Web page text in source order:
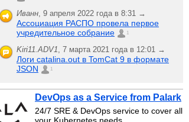
Иванн, 9 апреля 2022 года в 8:31 →
Ассоциация РАСПО провела первое
учредительное собрание
1
Kiri11.ADV1, 7 марта 2021 года в 12:01 →
Логи catalina.out в TomCat 9 в формате
JSON
1
DevOps as a Service from Palark
24/7 SRE & DevOps service to cover all